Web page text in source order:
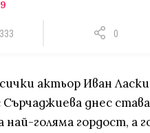
0
актьор Иван
днес става
голяма гордост, а